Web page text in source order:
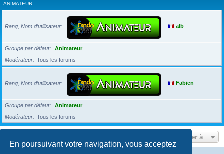
En poursuivant votre navigation, vous acceptez
ANIMATEUR
Rang, Nom d’utilisateur alb
Groupe par défaut
Animateur
Modérateur
Tous les forums
Rang, Nom d’utilisateur Fabien
Groupe par défaut
Animateur
Modérateur
Tous les forums
Aller à